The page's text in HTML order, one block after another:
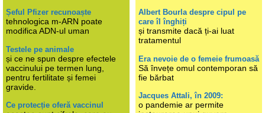
Șeful Pfizer recunoaște
tehnologica m-ARN poate
modifica ADN-ul uman
Testele pe animale
și ce ne spun despre efectele
vaccinului pe termen lung,
pentru fertilitate și femei
gravide.
Ce protecție oferă vaccinul
Albert Bourla despre cipul pe
care îl înghiți
și transmite dacă ți-ai luat
tratamentul
Era nevoie de o femeie frumoasă
Să învețe omul contemporan să
fie bărbat
Jacques Attali, în 2009:
o pandemie ar permite